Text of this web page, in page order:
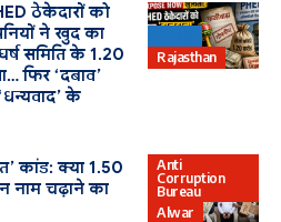
Rajasthan
ठेकेदारों को
ने खुद का
समिति के 1.20
फिर ‘दबाव’
के
Anti
Corruption
Bureau
Alwar
कांड: क्या 1.50
नाम चढ़ाने का